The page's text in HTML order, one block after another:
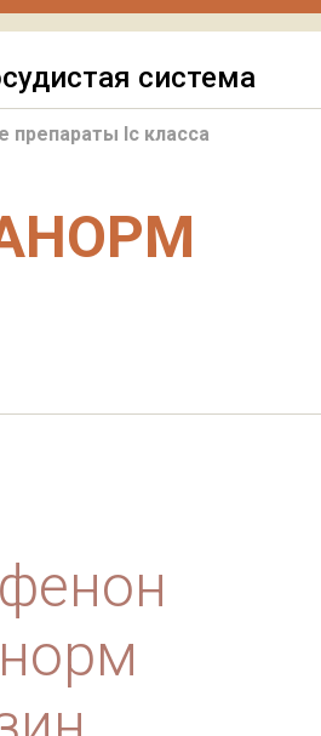
система
препараты Ic класса